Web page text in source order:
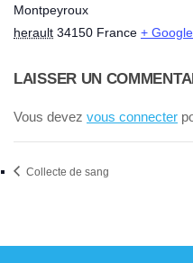
Montpeyroux
herault 34150 France +
LAISSER UN
Vous devez vous connecter
Collecte de sang